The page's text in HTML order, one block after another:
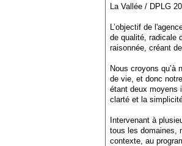
La Vallée / DPLG
L’objectif de
de qualité, radicale
raisonnée, créant
Nous croyons qu’à
de vie, et donc
étant deux moyens
clarté et la
Intervenant à
tous les domaines,
contexte, au